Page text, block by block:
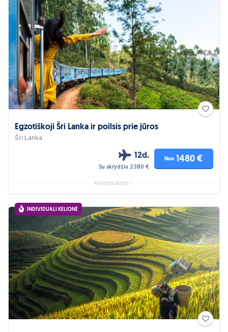
Egzotiškoji Šri Lanka ir poilsis prie jūros
Šri Lanka
12d.
Su skrydžiu 2380 €
Nuo 1480 €
Kelionės datos
INDIVIDUALI KELIONĖ